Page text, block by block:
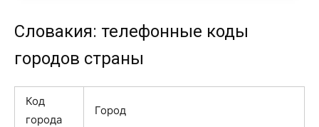
Словакия: телефонные коды
городов страны
Код
города
Город